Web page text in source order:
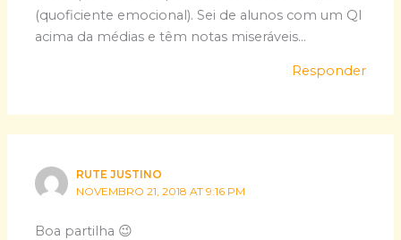
(quoficiente emocional). Sei de alunos com um QI
acima da médias e têm notas miseráveis…
Responder
RUTE JUSTINO
NOVEMBRO 21, 2018 AT 9:16 PM
Boa partilha 😉